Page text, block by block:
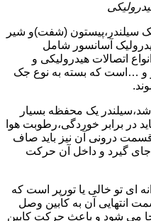
سیلندر،پیستون (شفت)و شیر
آسانسور شامل
اتصالات هیدرولیکی و
و …است که بسته به نوع جک
یک محفظه بسیار
برابر خوردگی،رطوبت هوا
درونی آن نیز باید صاف
گیرد و داخل آن حرکت
ای تو خالی یا تورپر است که
انتهایی آن به کابین وصل
می شود و باعث حرکت کابین